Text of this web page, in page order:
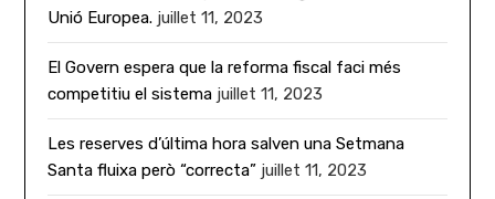
Unió Europea. juillet 11, 2023
El Govern espera que la reforma fiscal faci més
competitiu el sistema juillet 11, 2023
Les reserves d’última hora salven una Setmana
Santa fluixa però “correcta” juillet 11, 2023